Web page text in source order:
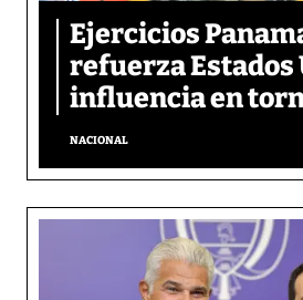
Ejercicios
refuerza Estados
influencia en
NACIONAL